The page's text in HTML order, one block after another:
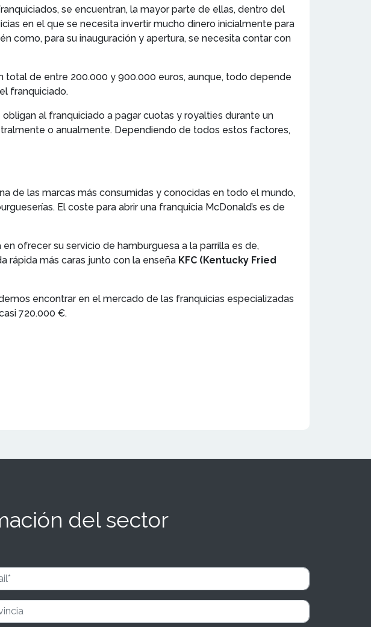
se encuentran, la mayor parte de ellas, dentro del
en el que se necesita invertir mucho dinero inicialmente para
como, para su inauguración y apertura, se necesita contar con
total de entre 200.000 y 900.000 euros, aunque, todo depende
franquiciado.
al franquiciado a pagar cuotas y royalties durante un
o anualmente. Dependiendo de todos estos factores,
de las marcas más consumidas y conocidas en todo el mundo,
El coste para abrir una franquicia McDonald’s es de
ofrecer su servicio de hamburguesa a la parrilla es de,
rápida más caras junto con la enseña KFC (Kentucky Fried
encontrar en el mercado de las franquicias especializadas
720.000 €.
del sector